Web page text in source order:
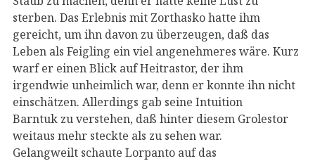
sterben. Das Erlebnis mit Zorthasko hatte ihm
gereicht, um ihn davon zu überzeugen, daß das
Leben als Feigling ein viel angenehmeres wäre. Kurz
warf er einen Blick auf Heitrastor, der ihm
irgendwie unheimlich war, denn er konnte ihn nicht
einschätzen. Allerdings gab seine Intuition
Barntuk zu verstehen, daß hinter diesem Grolestor
weitaus mehr steckte als zu sehen war.
Gelangweilt schaute Lorpanto auf das